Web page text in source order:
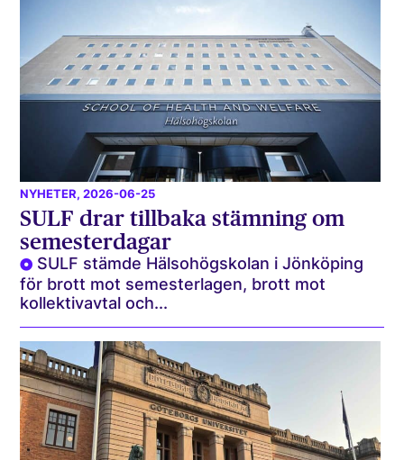
NYHETER, 2026-06-25
SULF drar tillbaka stämning om
semesterdagar
SULF stämde Hälsohögskolan i Jönköping
för brott mot semesterlagen, brott mot
kollektivavtal och...